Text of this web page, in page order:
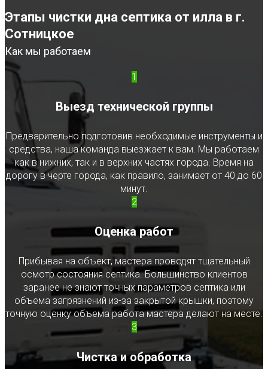
Этапы чистки дна септика от илла в г.
Сотницкое
Как мы работаем
1
Выезд технической группы
Предварительно подготовив необходимые инструменты и
средства, наша команда выезжает к вам. Мы работаем
как в нижних, так и в верхних частях города. Время на
дорогу в черте города, как правило, занимает от 40 до 60
минут.
2
Оценка работ
Прибывая на объект, мастера проводят тщательный
осмотр состояния септика. Большинство клиентов
заранее не знают точных параметров септика или
объема загрязнений из-за закрытой крышки, поэтому
точную оценку объема работа мастера делают на месте.
3
Чистка и обработка